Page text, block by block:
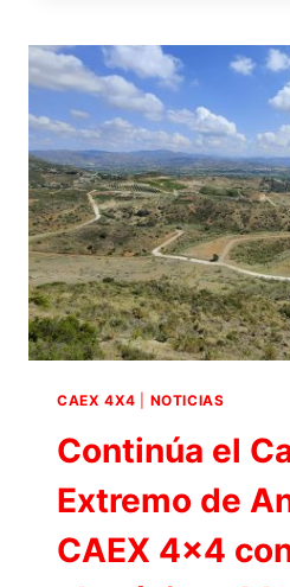
REGLAMENTO
PARTICULAR
EL
CLUB
DEPORTIVO
EL
ENGANCHE
ABRE
LAS
INSCRIPCIONES
PARA
EL
I
4×4
TIROLINA
CAEX 4X4 NOTICIAS
Continúa el
Extremo de
CAEX 4×4